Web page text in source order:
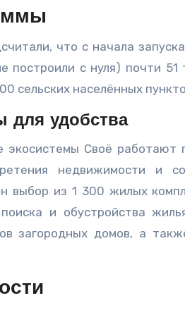
что с начала
построили с нуля) почти
сельских населённых
удобства
экосистемы Своё
недвижимости и
выбор из 1 300 жилых
и обустройства
загородных домов, а